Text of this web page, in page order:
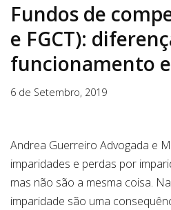
Fundos de
e FGCT):
funcionamento
6 de Setembro, 2019
Andrea Guerreiro Advogada e
imparidades e perdas por
mas não são a mesma coisa.
imparidade são uma